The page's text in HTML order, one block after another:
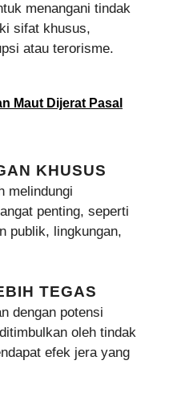
menangani tindak
sifat khusus,
atau terorisme.
Maut Dijerat Pasal
KHUSUS
melindungi
penting, seperti
publik, lingkungan,
TEGAS
dengan potensi
oleh tindak
efek jera yang